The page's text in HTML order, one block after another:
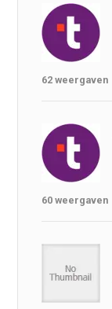
62 weergaven
60 weergaven